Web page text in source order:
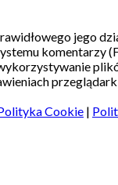
jego
komentarzy
Cookie |